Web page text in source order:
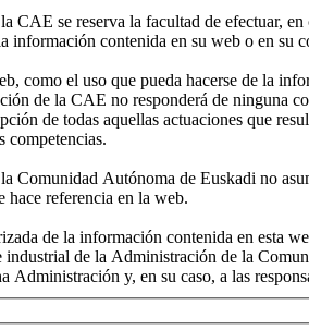
CAE se reserva la facultad de efectuar,
información contenida en su web o en su
como el uso que pueda hacerse de la
de la CAE no responderá de ninguna
de todas aquellas actuaciones que
competencias.
Comunidad Autónoma de Euskadi no
hace referencia en la web.
de la información contenida en esta
industrial de la Administración de la
Administración y, en su caso, a las